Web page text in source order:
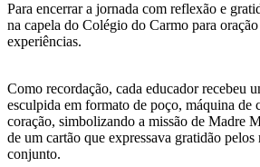
Para encerrar a jornada com reflexão e
na capela do Colégio do Carmo para
experiências.
Como recordação, cada educador recebeu
esculpida em formato de poço, máquina de
coração, simbolizando a missão de Madre
de um cartão que expressava gratidão
conjunto.